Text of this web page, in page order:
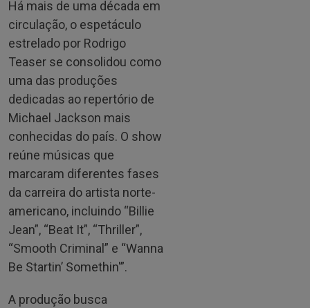
Há mais de uma década em
circulação, o espetáculo
estrelado por Rodrigo
Teaser se consolidou como
uma das produções
dedicadas ao repertório de
Michael Jackson mais
conhecidas do país. O show
reúne músicas que
marcaram diferentes fases
da carreira do artista norte-
americano, incluindo “Billie
Jean”, “Beat It”, “Thriller”,
“Smooth Criminal” e “Wanna
Be Startin’ Somethin'”.
A produção busca